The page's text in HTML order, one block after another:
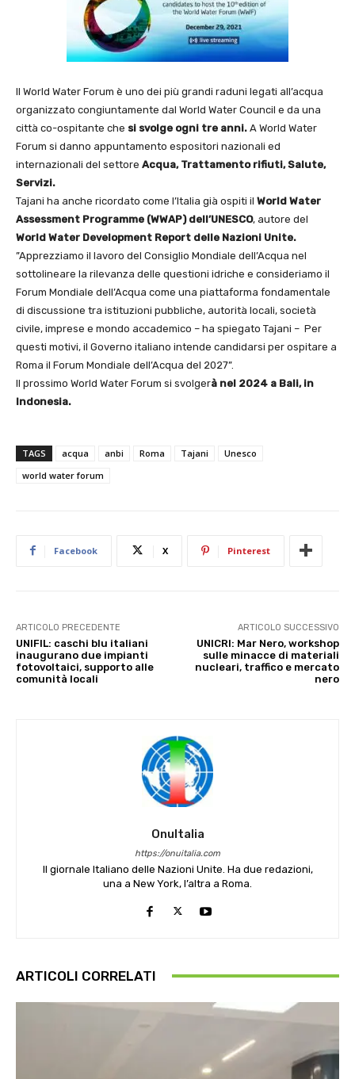
Il World Water Forum è uno dei più grandi raduni legati all’acqua
organizzato congiuntamente dal World Water Council e da una
città co-ospitante che si svolge ogni tre anni. A World Water
Forum si danno appuntamento espositori nazionali ed
internazionali del settore Acqua, Trattamento rifiuti, Salute,
Servizi.
Tajani ha anche ricordato come l’Italia già ospiti il World Water
Assessment Programme (WWAP) dell’UNESCO, autore del
World Water Development Report delle Nazioni Unite.
”Apprezziamo il lavoro del Consiglio Mondiale dell’Acqua nel
sottolineare la rilevanza delle questioni idriche e consideriamo il
Forum Mondiale dell’Acqua come una piattaforma fondamentale
di discussione tra istituzioni pubbliche, autorità locali, società
civile, imprese e mondo accademico – ha spiegato Tajani – Per
questi motivi, il Governo italiano intende candidarsi per ospitare a
Roma il Forum Mondiale dell’Acqua del 2027”.
Il prossimo World Water Forum si svolgerà nel 2024 a Bali, in
Indonesia.
TAGS acqua anbi Roma Tajani
Unesco
world water forum
Facebook X Pinterest
ARTICOLO PRECEDENTE
UNIFIL: caschi blu italiani
inaugurano due impianti
fotovoltaici, supporto alle
comunità locali
ARTICOLO SUCCESSIVO
UNICRI: Mar Nero, workshop
sulle minacce di materiali
nucleari, traffico e mercato
nero
OnuItalia
https://onuitalia.com
Il giornale Italiano delle Nazioni Unite. Ha due redazioni,
una a New York, l’altra a Roma.
ARTICOLI CORRELATI